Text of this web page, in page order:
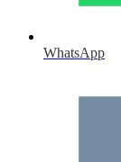
WhatsApp